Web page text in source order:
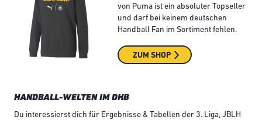
von Puma ist ein absoluter Topseller
und darf bei keinem deutschen
Handball Fan im Sortiment fehlen.
ZUM SHOP
HANDBALL-WELTEN IM DHB
Du interessierst dich für Ergebnisse & Tabellen der 3. Liga, JBLH